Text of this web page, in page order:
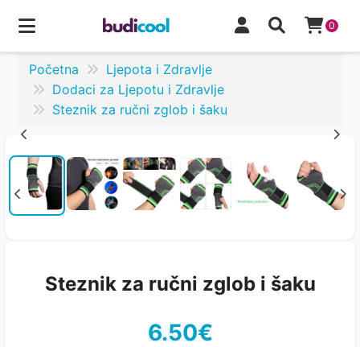
0
Početna
Ljepota i Zdravlje
Dodaci za Ljepotu i Zdravlje
Steznik za ručni zglob i šaku
Steznik za ručni zglob i šaku
6.50€